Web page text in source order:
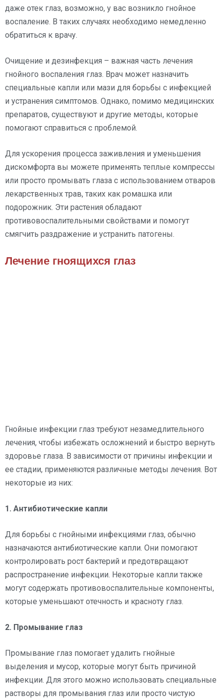
даже отек глаз, возможно, у вас возникло гнойное
воспаление. В таких случаях необходимо немедленно
обратиться к врачу.
Очищение и дезинфекция – важная часть лечения
гнойного воспаления глаз. Врач может назначить
специальные капли или мази для борьбы с инфекцией
и устранения симптомов. Однако, помимо медицинских
препаратов, существуют и другие методы, которые
помогают справиться с проблемой.
Для ускорения процесса заживления и уменьшения
дискомфорта вы можете применять теплые компрессы
или просто промывать глаза с использованием отваров
лекарственных трав, таких как ромашка или
подорожник. Эти растения обладают
противовоспалительными свойствами и помогут
смягчить раздражение и устранить патогены.
Лечение гноящихся глаз
Гнойные инфекции глаз требуют незамедлительного
лечения, чтобы избежать осложнений и быстро вернуть
здоровье глаза. В зависимости от причины инфекции и
ее стадии, применяются различные методы лечения. Вот
некоторые из них:
1. Антибиотические капли
Для борьбы с гнойными инфекциями глаз, обычно
назначаются антибиотические капли. Они помогают
контролировать рост бактерий и предотвращают
распространение инфекции. Некоторые капли также
могут содержать противовоспалительные компоненты,
которые уменьшают отечность и красноту глаз.
2. Промывание глаз
Промывание глаз помогает удалить гнойные
выделения и мусор, которые могут быть причиной
инфекции. Для этого можно использовать специальные
растворы для промывания глаз или просто чистую